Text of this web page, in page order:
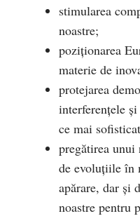
stimularea
noastre;
poziționarea
materie de
protejarea
interferențele
ce mai
pregătirea unui
de evoluțiile în
apărare, dar și
noastre pentru